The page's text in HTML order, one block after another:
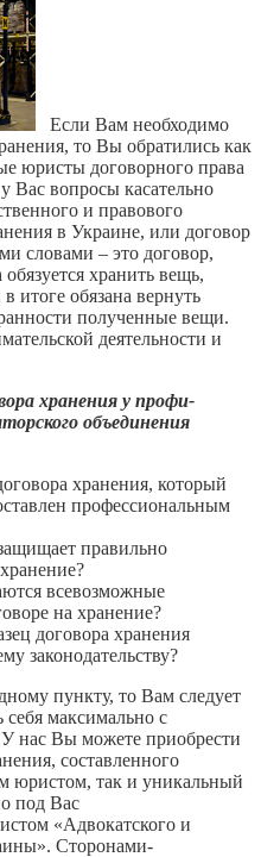
Если Вам необходимо
то Вы обратились как
юристы договорного права
Вас вопросы касательно
и правового
в Украине, или договор
словами – это договор,
хранить вещь,
итоге обязана вернуть
полученные вещи.
деятельности и
хранения у профи-
объединения
хранения, который
профессиональным
правильно
всевозможные
на хранение?
договора хранения
законодательству?
пункту, то Вам следует
себя максимально с
нас Вы можете приобрести
составленного
юристом, так и уникальный
под Вас
«Адвокатского и
Сторонами-